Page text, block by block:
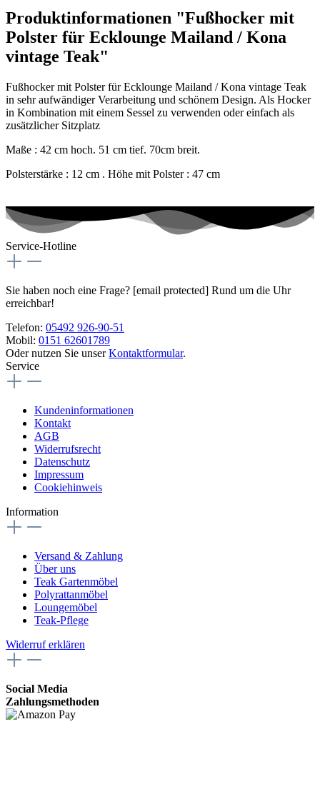
Produktinformationen "Fußhocker mit
Polster für Ecklounge Mailand / Kona
vintage Teak"
Fußhocker mit Polster für Ecklounge Mailand / Kona vintage Teak
in sehr aufwändiger Verarbeitung und schönem Design. Als Hocker
in Kombination mit einem Sessel zu verwenden oder einfach als
zusätzlicher Sitzplatz
Maße : 42 cm hoch. 51 cm tief. 70cm breit.
Polsterstärke : 12 cm . Höhe mit Polster : 47 cm
Service-Hotline
Sie haben noch eine Frage? [email protected] Rund um die Uhr
erreichbar!
Telefon: 05492 926-90-51
Mobil: 0151 62601789
Oder nutzen Sie unserKontaktformular.
Service
Kundeninformationen
Kontakt
AGB
Widerrufsrecht
Datenschutz
Impressum
Cookiehinweis
Information
Versand & Zahlung
Über uns
Teak Gartenmöbel
Polyrattanmöbel
Loungemöbel
Teak-Pflege
Widerruf erklären
Social Media
Zahlungsmethoden